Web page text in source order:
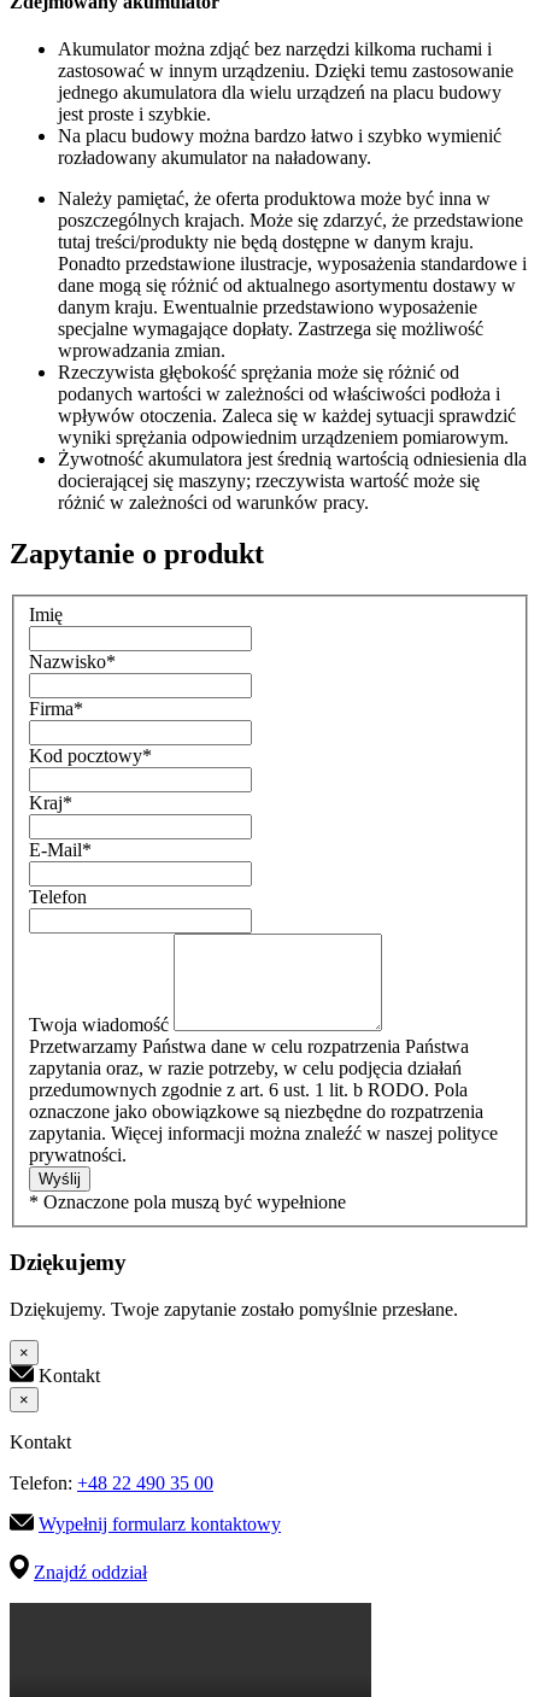
Akumulator można zdjąć bez narzędzi kilkoma ruchami i
zastosować w innym urządzeniu. Dzięki temu zastosowanie
jednego akumulatora dla wielu urządzeń na placu budowy
jest proste i szybkie.
Na placu budowy można bardzo łatwo i szybko wymienić
rozładowany akumulator na naładowany.
Należy pamiętać, że oferta produktowa może być inna w
poszczególnych krajach. Może się zdarzyć, że przedstawione
tutaj treści/produkty nie będą dostępne w danym kraju.
Ponadto przedstawione ilustracje, wyposażenia standardowe i
dane mogą się różnić od aktualnego asortymentu dostawy w
danym kraju. Ewentualnie przedstawiono wyposażenie
specjalne wymagające dopłaty. Zastrzega się możliwość
wprowadzania zmian.
Rzeczywista głębokość sprężania może się różnić od
podanych wartości w zależności od właściwości podłoża i
wpływów otoczenia. Zaleca się w każdej sytuacji sprawdzić
wyniki sprężania odpowiednim urządzeniem pomiarowym.
Żywotność akumulatora jest średnią wartością odniesienia dla
docierającej się maszyny; rzeczywista wartość może się
różnić w zależności od warunków pracy.
Zapytanie o produkt
Imię
Nazwisko*
Firma*
Kod pocztowy*
Kraj*
E-Mail*
Telefon
Twoja wiadomość
Przetwarzamy Państwa dane w celu rozpatrzenia Państwa
zapytania oraz, w razie potrzeby, w celu podjęcia działań
przedumownych zgodnie z art. 6 ust. 1 lit. b RODO. Pola
oznaczone jako obowiązkowe są niezbędne do rozpatrzenia
zapytania. Więcej informacji można znaleźć w naszej polityce
prywatności.
Wyślij
* Oznaczone pola muszą być wypełnione
Dziękujemy
Dziękujemy. Twoje zapytanie zostało pomyślnie przesłane.
×
Kontakt
×
Kontakt
Telefon: +48 22 490 35 00
Wypełnij formularz kontaktowy
Znajdź oddział